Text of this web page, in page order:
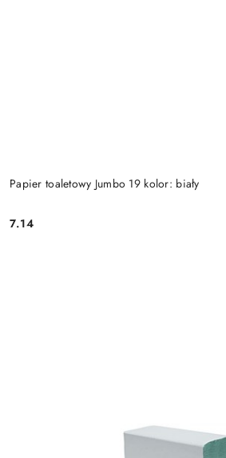
Papier toaletowy Jumbo 19 kolor: biały
Cena:
7.14